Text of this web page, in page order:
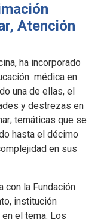
Atención
ha incorporado
médica en
una de ellas, el
y destrezas en
temáticas que se
hasta el décimo
en sus
con la Fundación
institución
el tema. Los